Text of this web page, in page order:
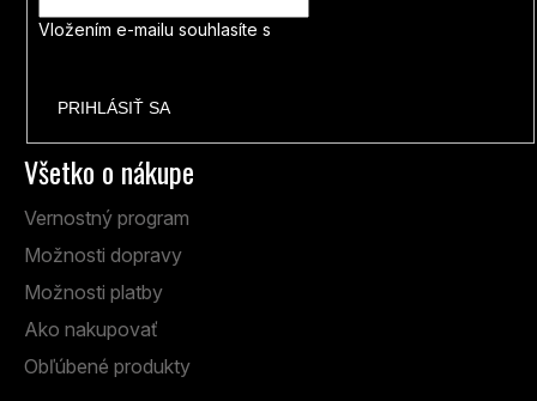
Všetko o nákupe
Vernostný program
Možnosti dopravy
Možnosti platby
Ako nakupovať
Obľúbené produkty
Vložením e-mailu souhlasíte s
PRIHLÁSIŤ SA